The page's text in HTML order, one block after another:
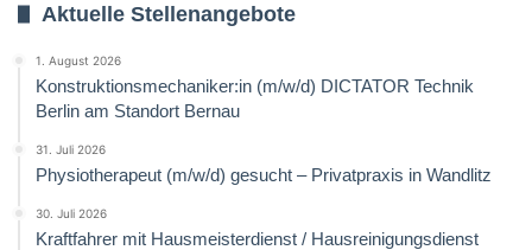
Aktuelle Stellenangebote
1. August 2026
Konstruktionsmechaniker:in (m/w/d) DICTATOR Technik
Berlin am Standort Bernau
31. Juli 2026
Physiotherapeut (m/w/d) gesucht – Privatpraxis in Wandlitz
30. Juli 2026
Kraftfahrer mit Hausmeisterdienst / Hausreinigungsdienst